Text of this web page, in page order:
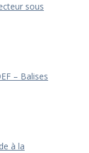
sous
– Balises
à la